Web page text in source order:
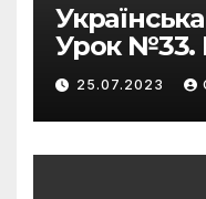
Урок №33.
25.07.2023